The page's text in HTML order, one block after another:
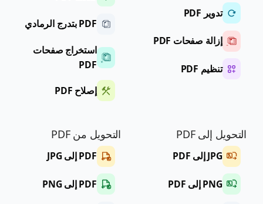
تدوير PDF
إزالة صفحات PDF
تنظيم PDF
PDF بتدرج الرمادي
استخراج صفحات
PDF
إصلاح PDF
التحويل إلى PDF
JPG إلى PDF
PNG إلى PDF
التحويل من PDF
PDF إلى JPG
PDF إلى PNG